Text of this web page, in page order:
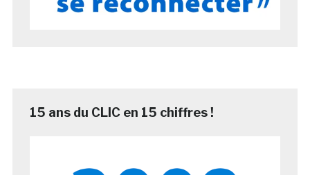
15 ans du CLIC en 15 chiffres !